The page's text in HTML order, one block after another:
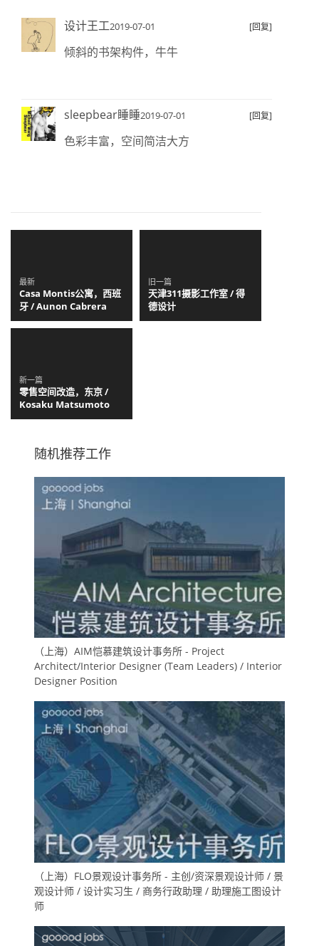
设计王工2019-07-01 [回复]
倾斜的书架构件，牛牛
sleepbear睡睡2019-07-01 [回复]
色彩丰富，空间简洁大方
最新
Casa Montis公寓，西班
牙 / Aunon Cabrera
旧一篇
天津311摄影工作室 / 得
德设计
新一篇
零售空间改造，东京 /
Kosaku Matsumoto
随机推荐工作
（上海）AIM恺慕建筑设计事务所 - Project
Architect/Interior Designer (Team Leaders) / Interior
Designer Position
（上海）FLO景观设计事务所 - 主创/资深景观设计师 / 景
观设计师 / 设计实习生 / 商务行政助理 / 助理施工图设计
师